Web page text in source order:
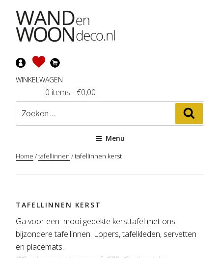
inhoud
WINKELWAGEN
-€0,00
0 items
Zoeken
naar:
Menu
Home /tafellinnen / tafellinnen kerst
TAFELLINNEN KERST
Ga voor een mooi gedekte kersttafel met ons
bijzondere tafellinnen. Lopers, tafelkleden, servetten
en placemats.